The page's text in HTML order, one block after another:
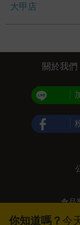
大甲店
關於我們
食品
你知道嗎？ 今